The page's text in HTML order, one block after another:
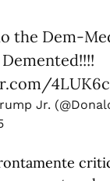
the Dem-
Jr.